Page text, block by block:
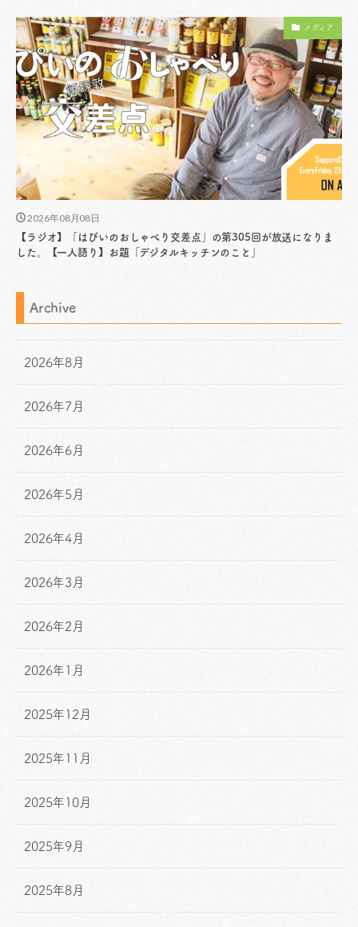
メディア
2026年08月08日
【ラジオ】「はぴいのおしゃべり交差点」の第305回が放送になりま
した。【一人語り】お題「デジタルキッチンのこと」
Archive
2026年8月
2026年7月
2026年6月
2026年5月
2026年4月
2026年3月
2026年2月
2026年1月
2025年12月
2025年11月
2025年10月
2025年9月
2025年8月